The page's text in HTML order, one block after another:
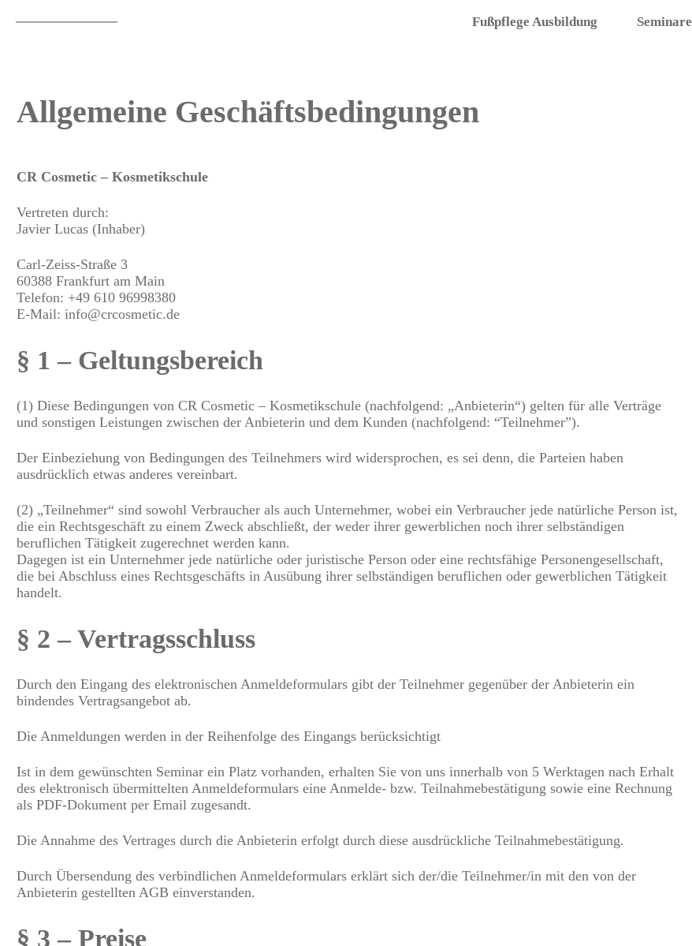
Fußpflege Ausbildung Seminare
Allgemeine Geschäftsbedingungen
CR Cosmetic – Kosmetikschule
Vertreten durch:
Javier Lucas (Inhaber)
Carl-Zeiss-Straße 3
60388 Frankfurt am Main
Telefon: +49 610 96998380
E-Mail: info@crcosmetic.de
§ 1 – Geltungsbereich
(1) Diese Bedingungen von CR Cosmetic – Kosmetikschule (nachfolgend: „Anbieterin“) gelten für alle Verträge
und sonstigen Leistungen zwischen der Anbieterin und dem Kunden (nachfolgend: “Teilnehmer”).
Der Einbeziehung von Bedingungen des Teilnehmers wird widersprochen, es sei denn, die Parteien haben
ausdrücklich etwas anderes vereinbart.
(2) „Teilnehmer“ sind sowohl Verbraucher als auch Unternehmer, wobei ein Verbraucher jede natürliche Person ist,
die ein Rechtsgeschäft zu einem Zweck abschließt, der weder ihrer gewerblichen noch ihrer selbständigen
beruflichen Tätigkeit zugerechnet werden kann.
Dagegen ist ein Unternehmer jede natürliche oder juristische Person oder eine rechtsfähige Personengesellschaft,
die bei Abschluss eines Rechtsgeschäfts in Ausübung ihrer selbständigen beruflichen oder gewerblichen Tätigkeit
handelt.
§ 2 – Vertragsschluss
Durch den Eingang des elektronischen Anmeldeformulars gibt der Teilnehmer gegenüber der Anbieterin ein
bindendes Vertragsangebot ab.
Die Anmeldungen werden in der Reihenfolge des Eingangs berücksichtigt
Ist in dem gewünschten Seminar ein Platz vorhanden, erhalten Sie von uns innerhalb von 5 Werktagen nach Erhalt
des elektronisch übermittelten Anmeldeformulars eine Anmelde- bzw. Teilnahmebestätigung sowie eine Rechnung
als PDF-Dokument per Email zugesandt.
Die Annahme des Vertrages durch die Anbieterin erfolgt durch diese ausdrückliche Teilnahmebestätigung.
Durch Übersendung des verbindlichen Anmeldeformulars erklärt sich der/die Teilnehmer/in mit den von der
Anbieterin gestellten AGB einverstanden.
§ 3 – Preise